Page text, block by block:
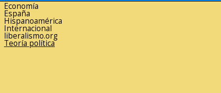
Economía
España
Hispanoamérica
Internacional
liberalismo.org
Teoría política